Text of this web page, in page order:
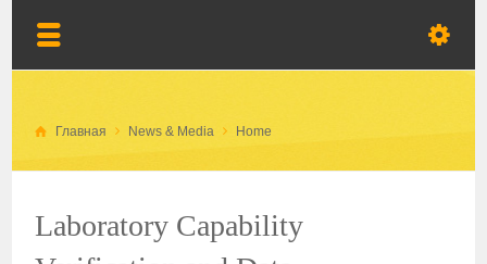
Главная News & Media Home
Laboratory Capability